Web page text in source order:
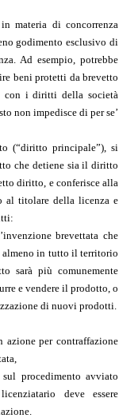
materia di concorrenza
godimento esclusivo di
Ad esempio, potrebbe
beni protetti da brevetto
con i diritti della società
non impedisce di per se’
(“diritto principale”), si
che detiene sia il diritto
diritto, e conferisce alla
al titolare della licenza e
brevettata che
almeno in tutto il territorio
sarà più comunemente
e vendere il prodotto, o
di nuovi prodotti.
azione per contraffazione
procedimento avviato
deve essere